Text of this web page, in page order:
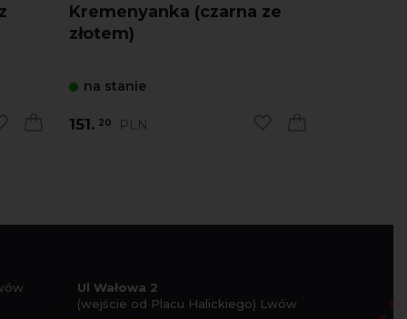
Kremenyanka (czarna ze
złotem)
na stanie
151. 20 PLN
Ul Wałowa 2
(wejście od Placu Halickiego) Lwów